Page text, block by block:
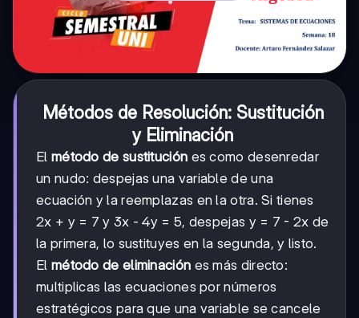
Métodos de Resolución: Sustitución
y Eliminación
El método de sustitución es como desenredar
un nudo: despejas una variable de una
ecuación y la reemplazas en la otra. Si tienes
2x + y = 7 y 3x - 4y = 5, despejas y = 7 - 2x de
la primera, lo sustituyes en la segunda, y listo.
El método de eliminación es más directo:
multiplicas las ecuaciones por números
estratégicos para que una variable se cancele